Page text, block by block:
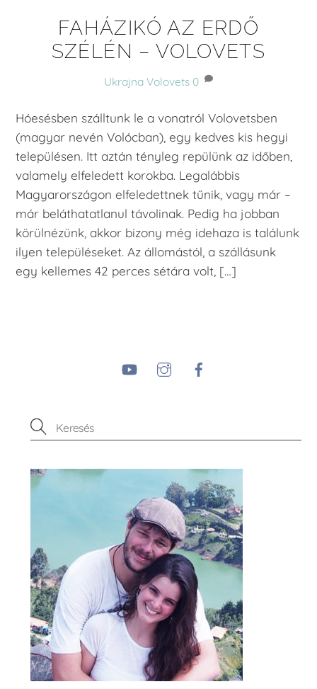
FAHÁZIKÓ AZ ERDŐ
SZÉLÉN – VOLOVETS
Ukrajna Volovets 0
Hóesésben szálltunk le a vonatról Volovetsben
(magyar nevén Volócban), egy kedves kis hegyi
településen. Itt aztán tényleg repülünk az időben,
valamely elfeledett korokba. Legalábbis
Magyarországon elfeledettnek tűnik, vagy már –
már beláthatatlanul távolinak. Pedig ha jobban
körülnézünk, akkor bizony még idehaza is találunk
ilyen településeket. Az állomástól, a szállásunk
egy kellemes 42 perces sétára volt, […]
YouTube Instagram